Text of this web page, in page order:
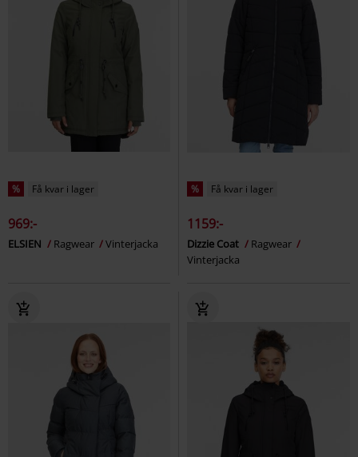
% Få kvar i lager
969:-
ELSIEN Ragwear Vinterjacka
% Få kvar i lager
1159:-
Dizzie Coat
Ragwear
Vinterjacka